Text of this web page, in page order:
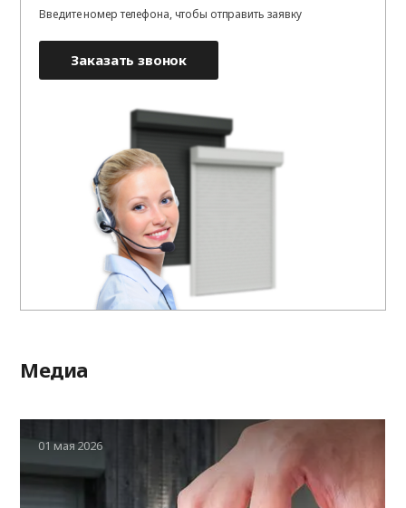
Введите номер телефона, чтобы отправить заявку
Заказать звонок
Медиа
01 мая 2026